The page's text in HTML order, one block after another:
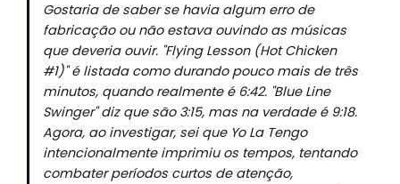
Gostaria de saber se havia algum erro de
fabricação ou não estava ouvindo as músicas
que deveria ouvir. "Flying Lesson (Hot Chicken
#1)" é listada como durando pouco mais de três
minutos, quando realmente é 6:42. "Blue Line
Swinger" diz que são 3:15, mas na verdade é 9:18.
Agora, ao investigar, sei que Yo La Tengo
intencionalmente imprimiu os tempos, tentando
combater períodos curtos de atenção,